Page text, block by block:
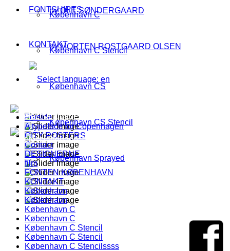
København C
København C Stencil
København CS
København CS Stencil
København Sprayed
by OLE SØNDERGAARD
by MORTEN ROSTGAARD OLSEN
FONTSHIRTS
KONTAKT
Forside
A typeface for Copenhagen
CITY-POSTERS
Contact
DESIGNERNE
film
FONTEN KØBENHAVN
KONTAKT
København
København
København C
København C
København C Stencil
København C Stencil
København C Stencilssss